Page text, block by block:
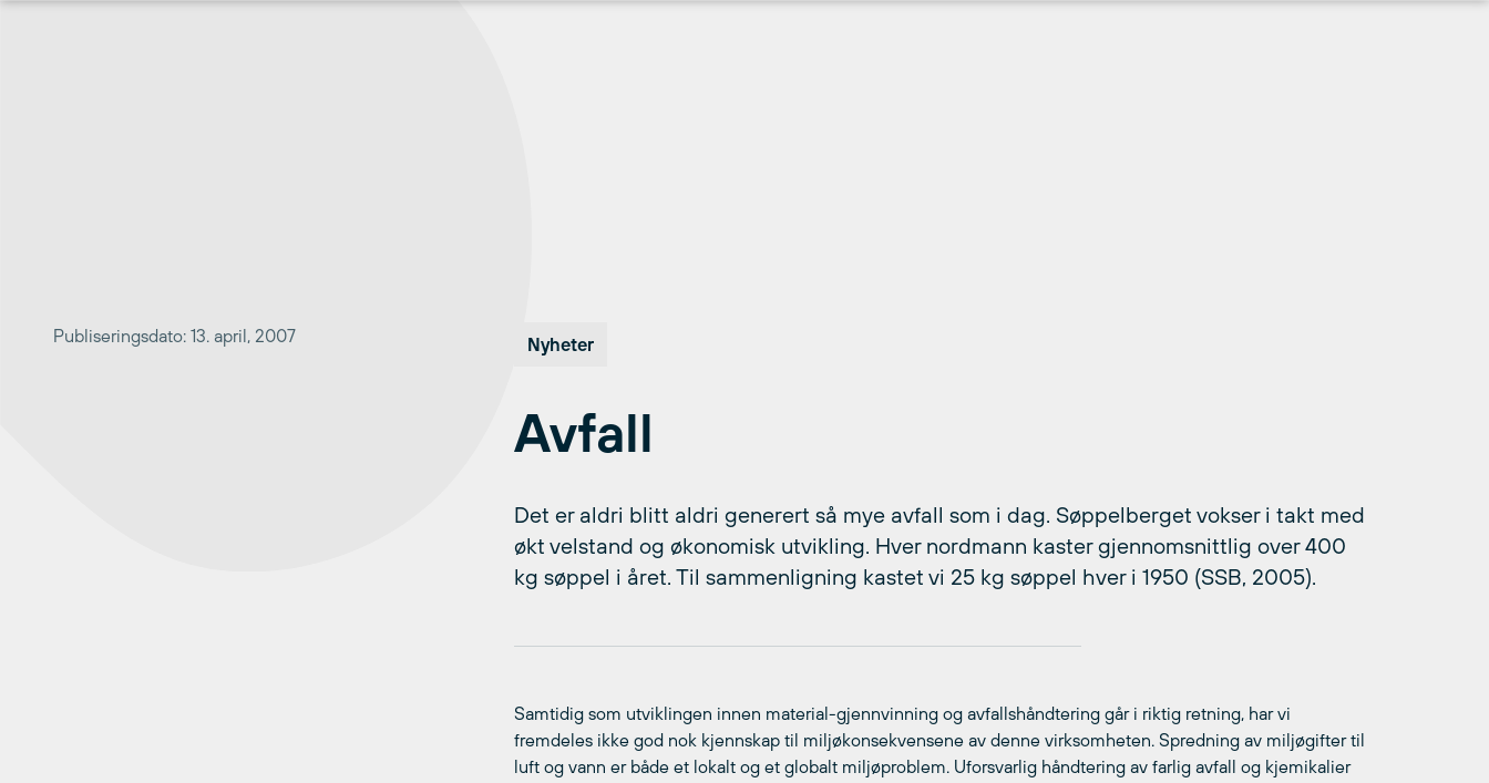
Publiseringsdato: 13. april, 2007 Nyheter
Avfall
Det er aldri blitt aldri generert så mye avfall som i dag. Søppelberget vokser i takt med
økt velstand og økonomisk utvikling. Hver nordmann kaster gjennomsnittlig over 400
kg søppel i året. Til sammenligning kastet vi 25 kg søppel hver i 1950 (SSB, 2005).
Samtidig som utviklingen innen material-gjennvinning og avfallshåndtering går i riktig retning, har vi
fremdeles ikke god nok kjennskap til miljøkonsekvensene av denne virksomheten. Spredning av miljøgifter til
luft og vann er både et lokalt og et globalt miljøproblem. Uforsvarlig håndtering av farlig avfall og kjemikalier